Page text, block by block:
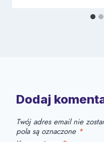
Dodaj
Twój adres email nie
pola są oznaczone *